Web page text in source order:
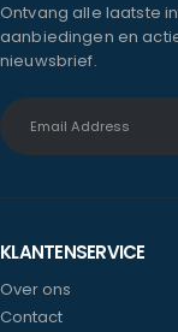
Ontvang alle laatste
aanbiedingen en
nieuwsbrief.
KLANTENSERVICE
Over ons
Contact